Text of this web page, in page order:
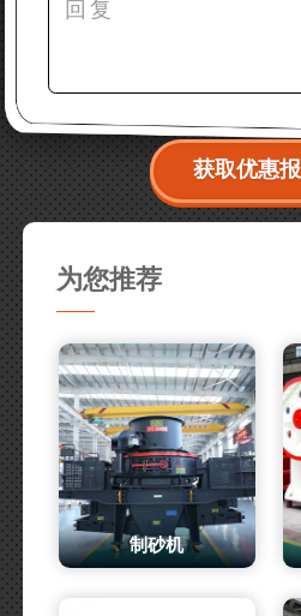
获取优惠
为您推荐
制砂机